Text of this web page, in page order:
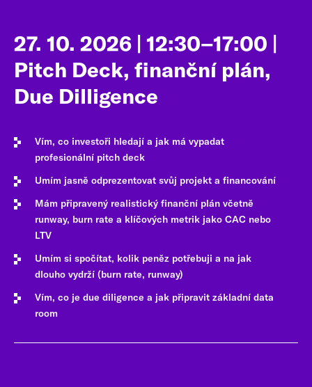
27. 10. 2026 | 12:30–17:00 |
Pitch Deck, finanční plán,
Due Dilligence
Vím, co investoři hledají a jak má vypadat
profesionální pitch deck
Umím jasně odprezentovat svůj projekt a financování
Mám připravený realistický finanční plán včetně
runway, burn rate a klíčových metrik jako CAC nebo
LTV
Umím si spočítat, kolik peněz potřebuji a na jak
dlouho vydrží (burn rate, runway)
Vím, co je due diligence a jak připravit základní data
room